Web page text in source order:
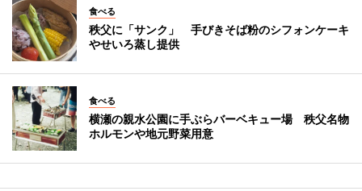
食べる
秩父に「サンク」 手びきそば粉のシフォンケーキ
やせいろ蒸し提供
食べる
横瀬の親水公園に手ぶらバーベキュー場 秩父名物
ホルモンや地元野菜用意